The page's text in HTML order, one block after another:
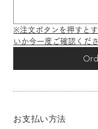
※注文ボタンを押すと
いか今一度ご確認くださ
お支払い方法